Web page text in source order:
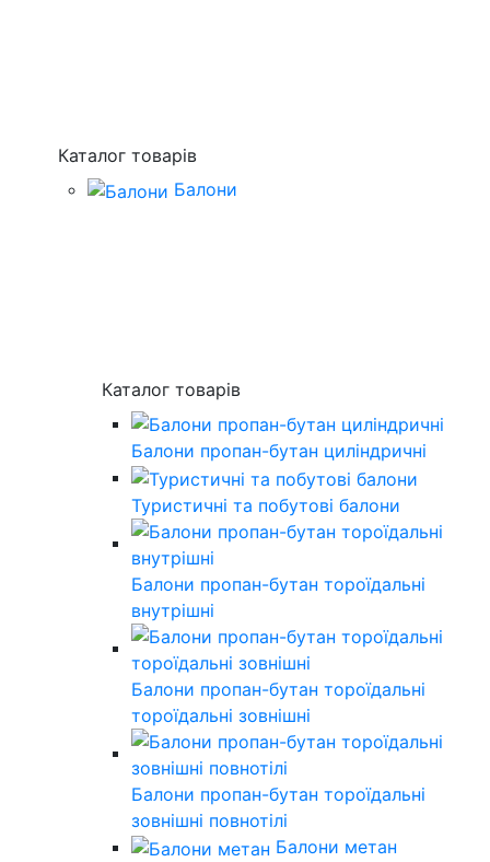
Каталог товарів
Балони
Каталог товарів
Балони пропан-бутан циліндричні
Туристичні та побутові балони
Балони пропан-бутан тороїдальні
внутрішні
Балони пропан-бутан тороїдальні
тороїдальні зовнішні
Балони пропан-бутан тороїдальні
зовнішні повнотілі
Балони метан